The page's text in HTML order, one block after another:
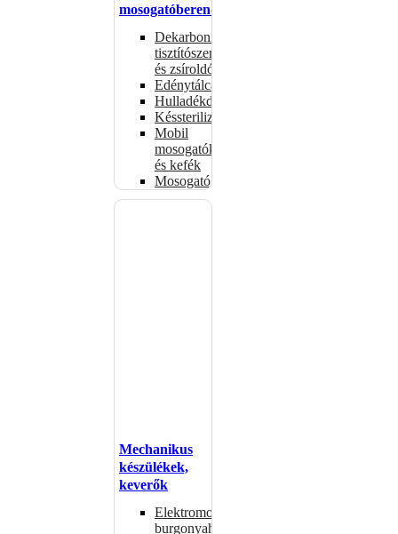
mosogatóberendezések
Dekarbonizáló
tisztítószerek
és zsíroldók
Edénytálcák
Hulladékdarálók
Késsterilizátorok
Mobil
mosogatók
és kefék
Mosogatógépkosarak
Mechanikus
készülékek,
keverők
Elektromos
burgonyahámozók